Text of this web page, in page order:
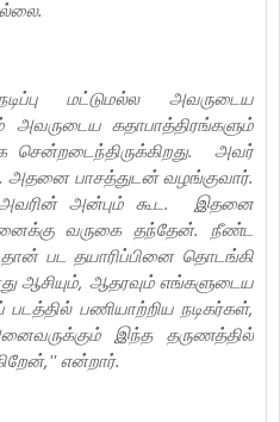
மட்டுமல்ல அவருடைய
கதாபாத்திரங்களும்
அவர்
அதனை பாசத்துடன் வழங்குவார்.
அவரின் அன்பும் கூட. இதனை
வருகை தந்தேன். நீண்ட
தான் பட தயாரிப்பினை தொடங்கி
ஆசியும், ஆதரவும் எங்களுடைய
பணியாற்றிய நடிகர்கள்,
இந்த தருணத்தில்
என்றார்.